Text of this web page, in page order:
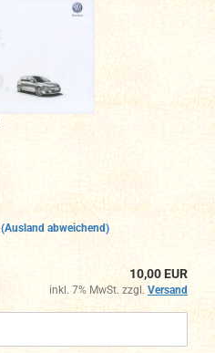
(Ausland abweichend)
10,00 EUR
inkl. 7% MwSt. zzgl. Versand